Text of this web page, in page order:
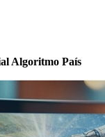
Algoritmo País